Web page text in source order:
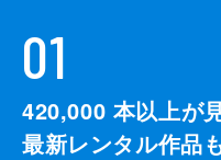
01
420,000 本以上が
最新レンタル作品